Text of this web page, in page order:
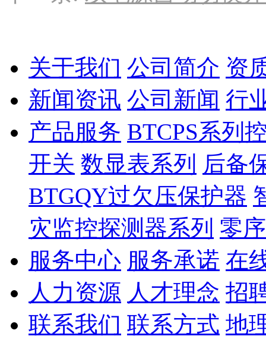
关于我们 公司简介 资
新闻资讯 公司新闻 行
产品服务 BTCPS系列
开关 数显表系列 后备
BTGQY过欠压保护器
灾监控探测器系列 零
服务中心 服务承诺 在
人力资源 人才理念 招
联系我们 联系方式 地